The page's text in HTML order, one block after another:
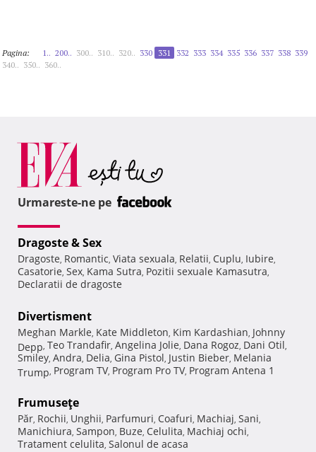
Pagina: 1.. 200.. 300.. 310.. 320.. 330 331 332 333 334 335 336 337 338 339
340.. 350.. 360..
Urmareste-ne pe
Dragoste & Sex
Dragoste, Romantic, Viata sexuala, Relatii, Cuplu, Iubire,
Casatorie, Sex, Kama Sutra, Pozitii sexuale Kamasutra,
Declaratii de dragoste
Divertisment
Meghan Markle, Kate Middleton, Kim Kardashian, Johnny
Depp, Teo Trandafir, Angelina Jolie, Dana Rogoz, Dani Otil,
Smiley, Andra, Delia, Gina Pistol, Justin Bieber, Melania
Trump, Program TV, Program Pro TV, Program Antena 1
Frumuseţe
Păr, Rochii, Unghii, Parfumuri, Coafuri, Machiaj, Sani,
Manichiura, Sampon, Buze, Celulita, Machiaj ochi,
Tratament celulita, Salonul de acasa